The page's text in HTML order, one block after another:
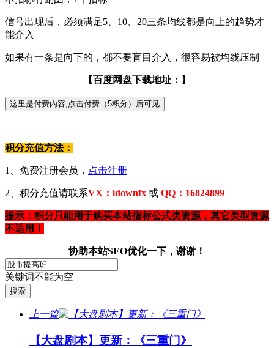
信号出现后，必须满足5、10、20三条均线都是向上的趋势才
能介入
如果有一条是向下的，都不要盲目介入，很容易被均线压制
【百度网盘下载地址：】
积分充值方法：
1、免费注册会员， 点击注册
2、积分充值请联系VX：idownfx 或 QQ：16824899
提示：积分只能用于购买本站指标公式类资源，其它类型资源
不适用！
协助本站SEO优化一下，谢谢！
关键词不能为空
上一篇
【大盘剧本】更新：《三重门》